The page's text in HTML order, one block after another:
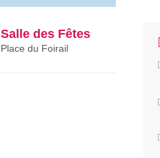
Salle des Fêtes
Place du Foirail